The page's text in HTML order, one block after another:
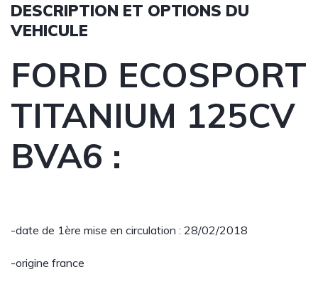
DESCRIPTION ET OPTIONS DU
VEHICULE
FORD ECOSPORT
TITANIUM 125CV
BVA6 :
-date de 1ère mise en circulation : 28/02/2018
-origine france